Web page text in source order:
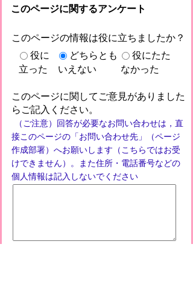
このページに関するアンケート
このページの情報は役に立ちましたか？
役に
立った
どちらとも
いえない
役にたた
なかった
このページに関してご意見がありました
らご記入ください。
（ご注意）回答が必要なお問い合わせは，直
接このページの「お問い合わせ先」（ページ
作成部署）へお願いします（こちらではお受
けできません）。また住所・電話番号などの
個人情報は記入しないでください